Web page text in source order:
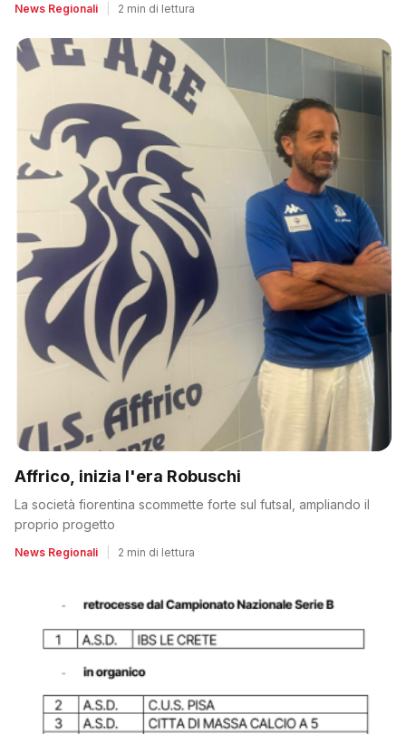
News Regionali 2 min di lettura
Affrico, inizia l'era Robuschi
La società fiorentina scommette forte sul futsal, ampliando il
proprio progetto
News Regionali 2 min di lettura